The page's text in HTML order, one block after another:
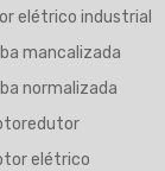
elétrico industrial
mancalizada
normalizada
elétrico